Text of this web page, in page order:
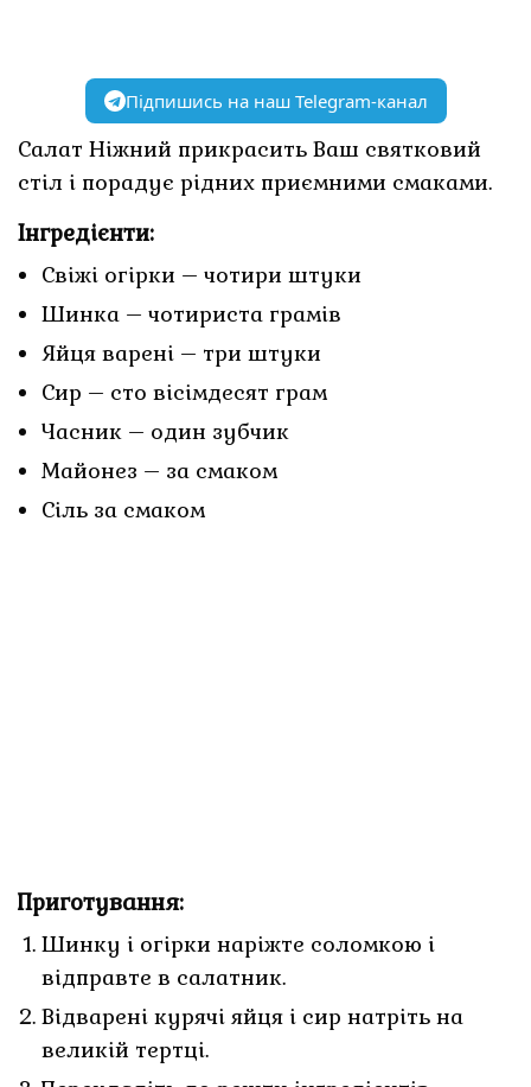
Підпишись на наш Telegram-канал
Салат Ніжний прикрасить Ваш святковий
стіл і порадує рідних приємними смаками.
Інгредієнти:
Свіжі огірки – чотири штуки
Шинка – чотириста грамів
Яйця варені – три штуки
Сир – сто вісімдесят грам
Часник – один зубчик
Майонез – за смаком
Сіль за смаком
Приготування:
Шинку і огірки наріжте соломкою і
відправте в салатник.
Відварені курячі яйця і сир натріть на
великій тертці.